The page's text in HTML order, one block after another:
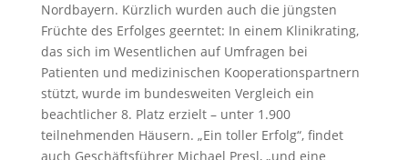
Nordbayern. Kürzlich wurden auch die jüngsten
Früchte des Erfolges geerntet: In einem Klinikrating,
das sich im Wesentlichen auf Umfragen bei
Patienten und medizinischen Kooperationspartnern
stützt, wurde im bundesweiten Vergleich ein
beachtlicher 8. Platz erzielt – unter 1.900
teilnehmenden Häusern. „Ein toller Erfolg“, findet
auch Geschäftsführer Michael Presl, „und eine